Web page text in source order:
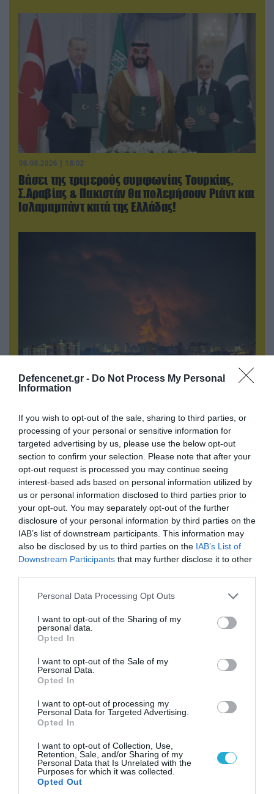
Defencenet.gr - Do Not Process My Personal
Information
If you wish to opt-out of the sale, sharing to third parties, or
processing of your personal or sensitive information for
targeted advertising by us, please use the below opt-out
section to confirm your selection. Please note that after your
opt-out request is processed you may continue seeing
interest-based ads based on personal information utilized by
us or personal information disclosed to third parties prior to
your opt-out. You may separately opt-out of the further
disclosure of your personal information by third parties on the
IAB’s list of downstream participants. This information may
also be disclosed by us to third parties on the IAB’s List of
Downstream Participants that may further disclose it to other
Please note that this website/app uses one or more Google
not limited to your visit or usage behaviour. You may click to
grant or deny consent to Google and its third-party tags to
use your data for below specified purposes in below Google
consent section.
Personal Data Processing Opt Outs
I want to opt-out of the Sharing of my
personal data.
Opted In
I want to opt-out of the Sale of my
Personal Data.
Opted In
I want to opt-out of processing my
Personal Data for Targeted Advertising.
Opted In
I want to opt-out of Collection, Use,
Retention, Sale, and/or Sharing of my
Personal Data that Is Unrelated with the
Purposes for which it was collected.
Opted Out
08.08.2026 | 18:02
Βάσει της τριμερούς συμφωνίας Τουρκίας,
Σ.Αραβίας & Πακιστάν θα πολεμήσουν Ριάντ και
Ισλαμαμπάντ κατά της Ελλάδας!
08.08.2026 | 14:02
υπερηχητικό 3M22 Zircon: Σοκαρισμένος
Ουκρανός κατέγραψε τη στιγμή (βίντεο)
08.08.2026 | 12:02
Ιράν: Δημοσίευσε φωτογραφίες
αμερικανικών και ισραηλινών αεροσκαφών &
drones που καταρρίφθηκαν